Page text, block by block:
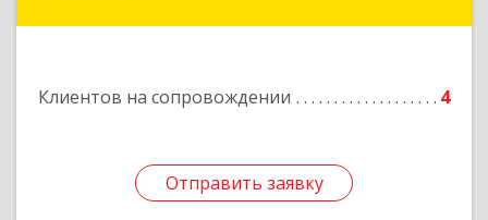
Клиентов на сопровождении 4
Отправить заявку
Отправить заявку